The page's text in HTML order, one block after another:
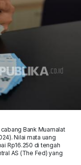
Bank Muamalat
Nilai mata uang
Rp16.250 di tengah
AS (The Fed) yang